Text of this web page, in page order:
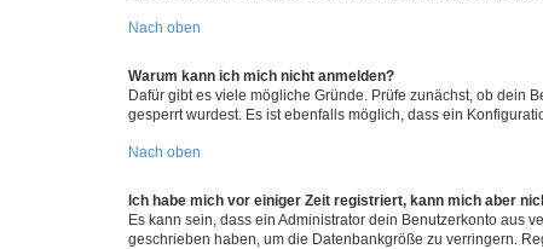
Nach oben
Warum kann ich mich nicht anmelden?
Dafür gibt es viele mögliche Gründe. Prüfe zunächst, ob dein
gesperrt wurdest. Es ist ebenfalls möglich, dass ein
Nach oben
Ich habe mich vor einiger Zeit registriert, kann mich aber
Es kann sein, dass ein Administrator dein Benutzerkonto aus
geschrieben haben, um die Datenbankgröße zu verringern.